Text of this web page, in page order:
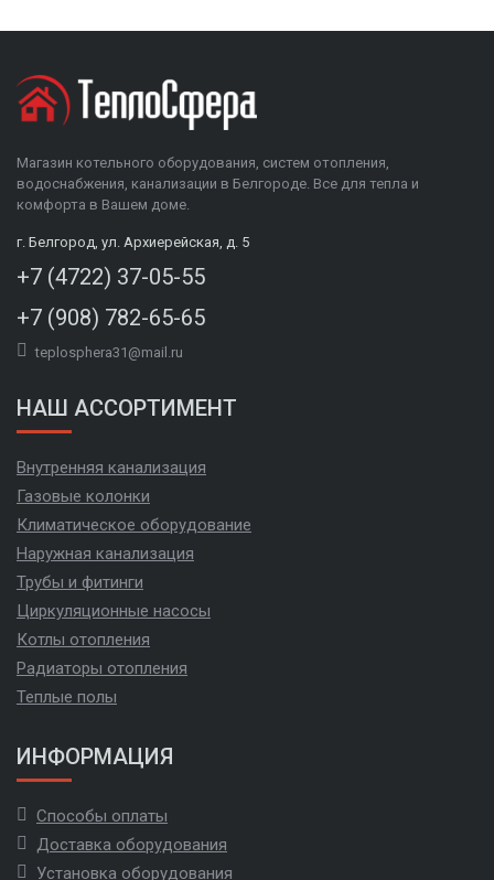
Магазин котельного оборудования, систем отопления,
водоснабжения, канализации в Белгороде. Все для тепла и
комфорта в Вашем доме.
г. Белгород, ул. Архиерейская, д. 5
+7 (4722) 37-05-55
+7 (908) 782-65-65
teplosphera31@mail.ru
НАШ АССОРТИМЕНТ
Внутренняя канализация
Газовые колонки
Климатическое оборудование
Наружная канализация
Трубы и фитинги
Циркуляционные насосы
Котлы отопления
Радиаторы отопления
Теплые полы
ИНФОРМАЦИЯ
Способы оплаты
Доставка оборудования
Установка оборудования